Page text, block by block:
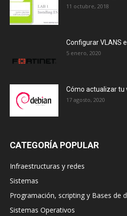
11 octubre, 2018
Configurar VLANS
5 enero, 2020
Cómo actualizar tu
17 agosto, 2020
CATEGORÍA POPULAR
Infraestructuras y redes
Sistemas
Programación, scripting y Bases de
Sistemas Operativos